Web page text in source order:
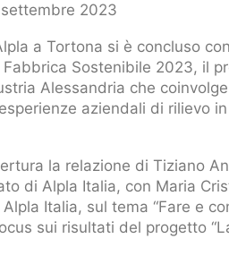
2023
a Tortona si è concluso
Fabbrica Sostenibile 2023, il
Alessandria che
aziendali di rilievo
la relazione di Tiziano
di Alpla Italia, con Maria
Italia, sul tema “Fare e
sui risultati del progetto